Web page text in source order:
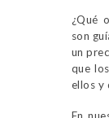
¿Qué
son
un
que
ellos y